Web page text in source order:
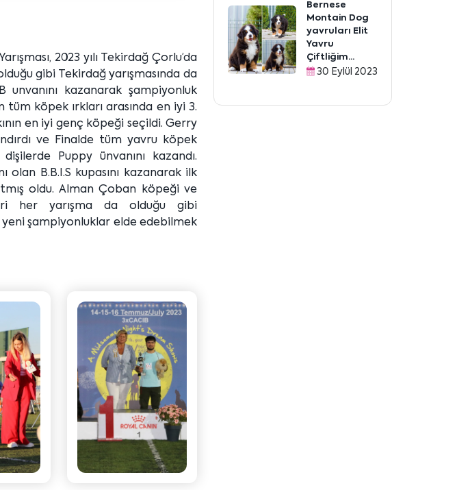
2023 yılı Tekirdağ Çorlu’da
gibi Tekirdağ yarışmasında da
kazanarak şampiyonluk
köpek ırkları arasında en iyi 3.
en iyi genç köpeği seçildi. Gerry
ve Finalde tüm yavru köpek
Puppy ünvanını kazandı.
olan B.B.I.S kupasını kazanarak ilk
oldu. Alman Çoban köpeği ve
her yarışma da olduğu gibi
şampiyonluklar elde edebilmek
Bernese
Montain Dog
yavruları Elit
Yavru
Çiftliğim...
30 Eylül 2023